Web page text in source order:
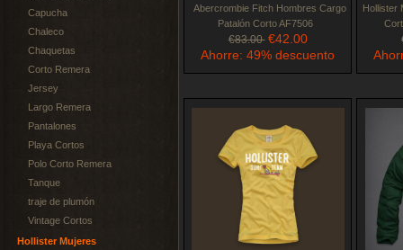
Capucha
Chaleco
Chaquetas
Corto Remera
Jersey
Largo Remera
Pantalones
Playa Cortos
Polo Corto Remera
Tanque
traje de plumón
Vintage Cortos
Hollister Mujeres
Abercrombie Fitch Hombres Cargo
Patalón Corto AF7506
€83.00 €42.00
Ahorre: 49% descuento
Hollister